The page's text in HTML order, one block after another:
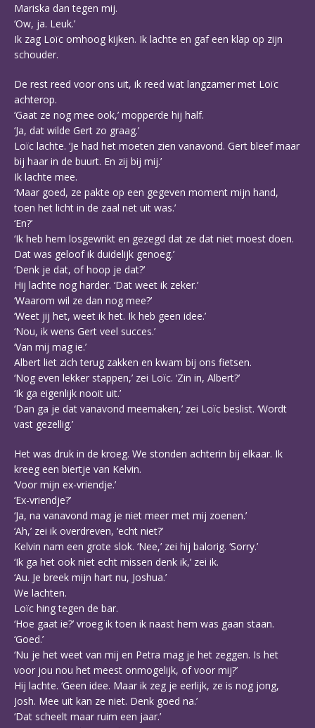
Mariska dan tegen mij.
‘Ow, ja. Leuk.’
Ik zag Loïc omhoog kijken. Ik lachte en gaf een klap op zijn
schouder.
De rest reed voor ons uit, ik reed wat langzamer met Loïc
achterop.
‘Gaat ze nog mee ook,’ mopperde hij half.
‘Ja, dat wilde Gert zo graag.’
Loïc lachte. ‘Je had het moeten zien vanavond. Gert bleef maar
bij haar in de buurt. En zij bij mij.’
Ik lachte mee.
‘Maar goed, ze pakte op een gegeven moment mijn hand,
toen het licht in de zaal net uit was.’
‘En?’
‘Ik heb hem losgewrikt en gezegd dat ze dat niet moest doen.
Dat was geloof ik duidelijk genoeg.’
‘Denk je dat, of hoop je dat?’
Hij lachte nog harder. ‘Dat weet ik zeker.’
‘Waarom wil ze dan nog mee?’
‘Weet jij het, weet ik het. Ik heb geen idee.’
‘Nou, ik wens Gert veel succes.’
‘Van mij mag ie.’
Albert liet zich terug zakken en kwam bij ons fietsen.
‘Nog even lekker stappen,’ zei Loïc. ‘Zin in, Albert?’
‘Ik ga eigenlijk nooit uit.’
‘Dan ga je dat vanavond meemaken,’ zei Loïc beslist. ‘Wordt
vast gezellig.’
Het was druk in de kroeg. We stonden achterin bij elkaar. Ik
kreeg een biertje van Kelvin.
‘Voor mijn ex-vriendje.’
‘Ex-vriendje?’
‘Ja, na vanavond mag je niet meer met mij zoenen.’
‘Ah,’ zei ik overdreven, ‘echt niet?’
Kelvin nam een grote slok. ‘Nee,’ zei hij balorig. ‘Sorry.’
‘Ik ga het ook niet echt missen denk ik,’ zei ik.
‘Au. Je breek mijn hart nu, Joshua.’
We lachten.
Loïc hing tegen de bar.
‘Hoe gaat ie?’ vroeg ik toen ik naast hem was gaan staan.
‘Goed.’
‘Nu je het weet van mij en Petra mag je het zeggen. Is het
voor jou nou het meest onmogelijk, of voor mij?’
Hij lachte. ‘Geen idee. Maar ik zeg je eerlijk, ze is nog jong,
Josh. Mee uit kan ze niet. Denk goed na.’
‘Dat scheelt maar ruim een jaar.’